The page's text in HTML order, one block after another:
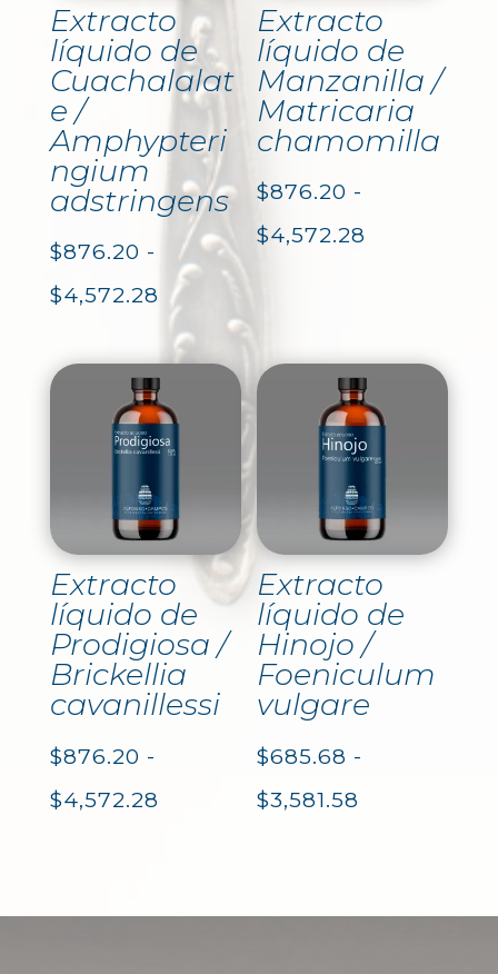
Extracto
líquido de
Cuachalalat
e /
Amphypteri
ngium
adstringens
$876.20 -
$4,572.28 Rango
de
precios:
desde
$876.20
hasta
$4,572.28
Extracto
líquido de
Manzanilla /
Matricaria
chamomilla
$876.20 -
$4,572.28
desde
$876.20
hasta
$4,572.28
Extracto
líquido de
Prodigiosa /
Brickellia
cavanillessi
$876.20 -
$4,572.28
Extracto
líquido de
Hinojo /
Foeniculum
vulgare
$685.68 -
$3,581.58